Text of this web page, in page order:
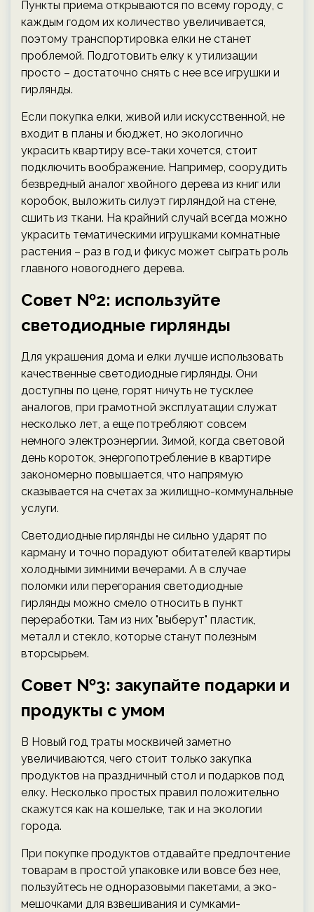
Пункты приема открываются по всему городу, с
каждым годом их количество увеличивается,
поэтому транспортировка елки не станет
проблемой. Подготовить елку к утилизации
просто – достаточно снять с нее все игрушки и
гирлянды.
Если покупка елки, живой или искусственной, не
входит в планы и бюджет, но экологично
украсить квартиру все-таки хочется, стоит
подключить воображение. Например, соорудить
безвредный аналог хвойного дерева из книг или
коробок, выложить силуэт гирляндой на стене,
сшить из ткани. На крайний случай всегда можно
украсить тематическими игрушками комнатные
растения – раз в год и фикус может сыграть роль
главного новогоднего дерева.
Совет №2: используйте
светодиодные гирлянды
Для украшения дома и елки лучше использовать
качественные светодиодные гирлянды. Они
доступны по цене, горят ничуть не тусклее
аналогов, при грамотной эксплуатации служат
несколько лет, а еще потребляют совсем
немного электроэнергии. Зимой, когда световой
день короток, энергопотребление в квартире
закономерно повышается, что напрямую
сказывается на счетах за жилищно-коммунальные
услуги.
Светодиодные гирлянды не сильно ударят по
карману и точно порадуют обитателей квартиры
холодными зимними вечерами. А в случае
поломки или перегорания светодиодные
гирлянды можно смело относить в пункт
переработки. Там из них "выберут" пластик,
металл и стекло, которые станут полезным
вторсырьем.
Совет №3: закупайте подарки и
продукты с умом
В Новый год траты москвичей заметно
увеличиваются, чего стоит только закупка
продуктов на праздничный стол и подарков под
елку. Несколько простых правил положительно
скажутся как на кошельке, так и на экологии
города.
При покупке продуктов отдавайте предпочтение
товарам в простой упаковке или вовсе без нее,
пользуйтесь не одноразовыми пакетами, а эко-
мешочками для взвешивания и сумками-